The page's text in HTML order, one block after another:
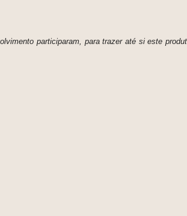
participaram, para trazer até si este